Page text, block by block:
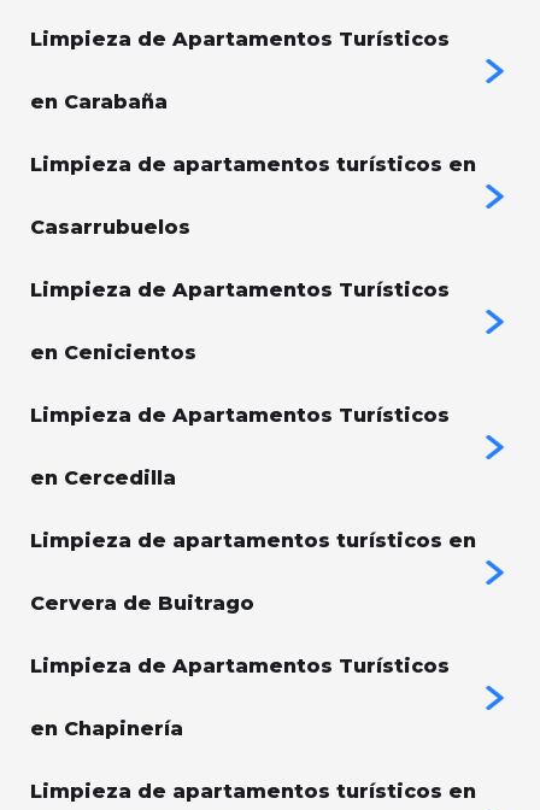
Limpieza de Apartamentos Turísticos
en Carabaña
Limpieza de apartamentos turísticos en
Casarrubuelos
Limpieza de Apartamentos Turísticos
en Cenicientos
Limpieza de Apartamentos Turísticos
en Cercedilla
Limpieza de apartamentos turísticos en
Cervera de Buitrago
Limpieza de Apartamentos Turísticos
en Chapinería
Limpieza de apartamentos turísticos en